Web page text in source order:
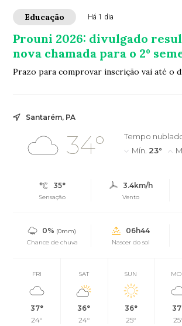
Educação Há 1 dia
Prouni 2026: divulgado
nova chamada para o 2º
Prazo para comprovar inscrição vai até o
Santarém, PA
34°
Tempo
Mín. 23°
35°
Sensação
3.4km/h
Vento
0% (0mm)
Chance de chuva
06h44
Nascer do sol
FRI
37°
24°
SAT
36°
24°
SUN
36°
25°